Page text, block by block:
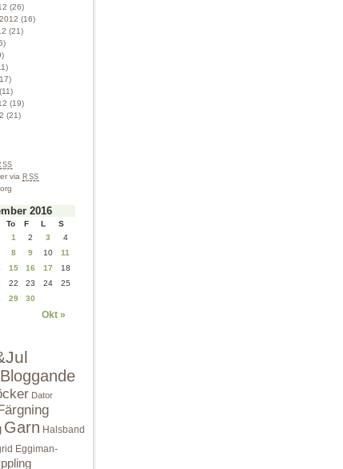
(26)
(16)
(21)
(11)
(19)
(21)
via RSS
2016
To F L S
Okt »
1 2 3
4
8 9 10
11
15 16 17
18
22 23 24
25
29 30
Bloggande
Dator
Garn Halsband
Eggiman-